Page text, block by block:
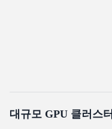
대규모 GPU 클러스터